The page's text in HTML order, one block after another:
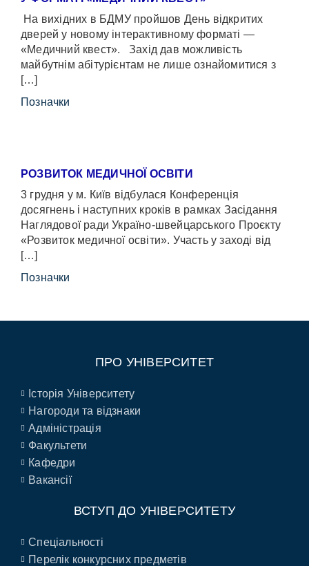
На вихідних в БДМУ пройшов День відкритих
дверей у новому інтерактивному форматі —
«Медичний квест». Захід дав можливість
майбутнім абітурієнтам не лише ознайомитися з
[…]
Позначки
РОЗВИТОК МЕДИЧНОЇ ОСВІТИ
3 грудня у м. Київ відбулася Конференція
досягнень і наступних кроків в рамках Засідання
Наглядової ради Україно-швейцарського Проєкту
«Розвиток медичної освіти». Участь у заході від
[…]
Позначки
ПРО УНІВЕРСИТЕТ
Історія Університету
Нагороди та відзнаки
Адміністрація
Факультети
Кафедри
Вакансії
ВСТУП ДО УНІВЕРСИТЕТУ
Спеціальності
Перелік конкурсних предметів